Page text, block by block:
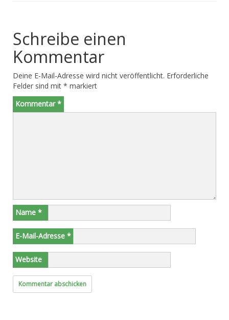
Schreibe einen
Kommentar
Deine E-Mail-Adresse wird nicht veröffentlicht. Erforderliche
Felder sind mit * markiert
Kommentar*
Name *
E-Mail-Adresse *
Website